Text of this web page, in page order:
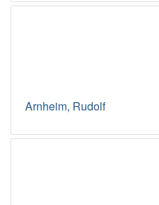
Arnheim, Rudolf